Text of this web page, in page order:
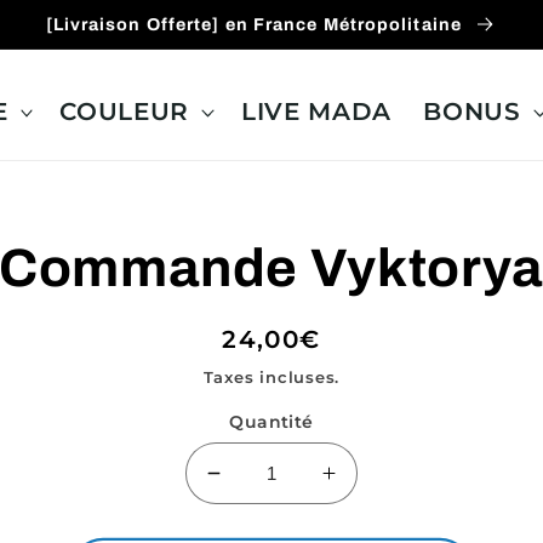
[Livraison Offerte] en France Métropolitaine
COULEUR LIVE MADA BONUS
Commande
Prix
habituel
24,00€
Taxes incluses.
Quantité
Réduire
la
Augmenter
la